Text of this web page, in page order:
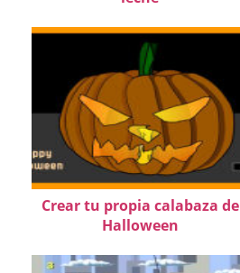
Crear tu propia calabaza de
Halloween